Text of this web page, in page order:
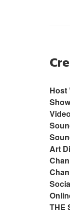
Host
Art
THE